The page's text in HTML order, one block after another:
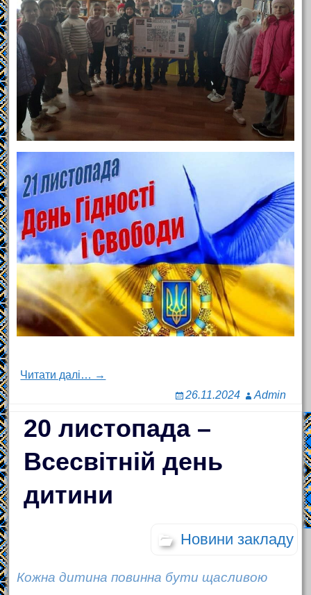
Читати далі… →
26.11.2024
Admin
20 листопада –
Всесвітній день
дитини
Новини закладу
Кожна дитина повинна бути щасливою